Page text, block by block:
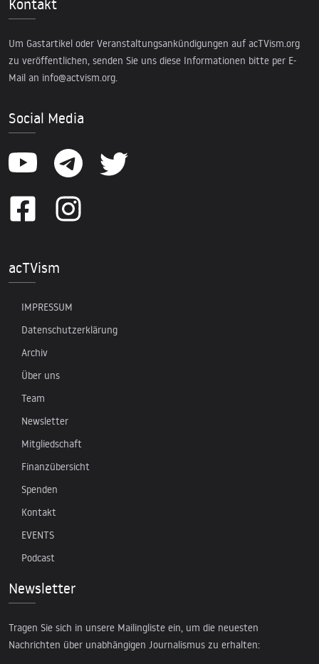
Um Gastartikel oder Veranstaltungsankündigungen auf acTVism.org
zu veröffentlichen, senden Sie uns diese Informationen bitte per E-
Mail an info@actvism.org.
Social Media
acTVism
IMPRESSUM
Datenschutzerklärung
Archiv
Über uns
Team
Newsletter
Mitgliedschaft
Finanzübersicht
Spenden
Kontakt
EVENTS
Podcast
Newsletter
Tragen Sie sich in unsere Mailingliste ein, um die neuesten
Nachrichten über unabhängigen Journalismus zu erhalten: